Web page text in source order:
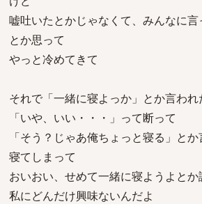
嘘吐いたとかじゃなくて、みんなに
とか思って
やっと冷めてきて
それで「一緒に寝よっか」とか言われ
「いや、いい・・・」って断って
「そう？じゃあ俺ちょっと寝る」と
寝てしまって
おいおい、せめて一緒に寝ようよとか
私にどんだけ興味ないんだよ